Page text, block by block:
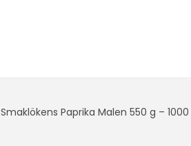
Smaklökens Paprika Malen 550 g –